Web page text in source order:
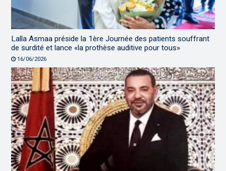
Lalla Asmaa préside la 1ère Journée des patients souffrant
de surdité et lance «la prothèse auditive pour tous»
16/06/2026